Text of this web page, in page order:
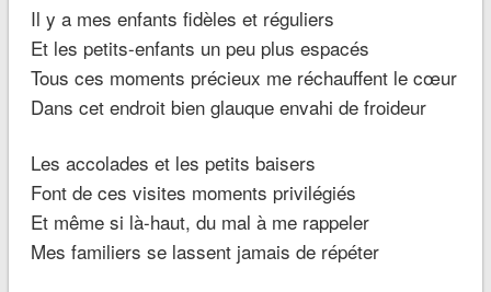
Il y a mes enfants fidèles et réguliers
Et les petits-enfants un peu plus espacés
Tous ces moments précieux me réchauffent le cœur
Dans cet endroit bien glauque envahi de froideur
Les accolades et les petits baisers
Font de ces visites moments privilégiés
Et même si là-haut, du mal à me rappeler
Mes familiers se lassent jamais de répéter